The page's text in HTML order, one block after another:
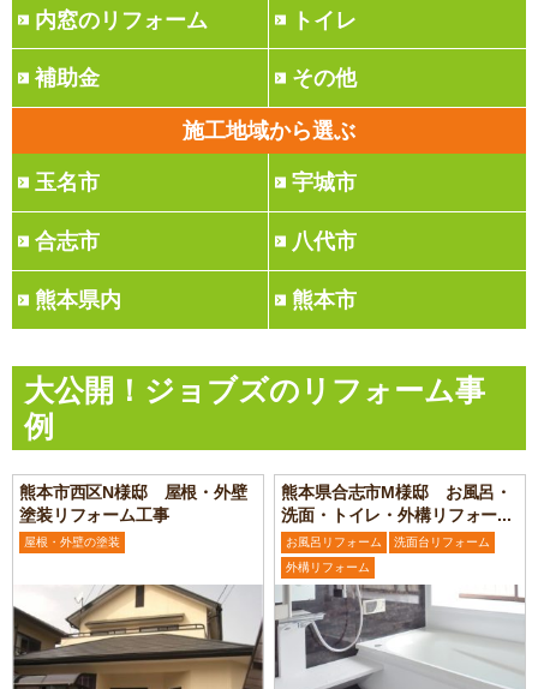
内窓のリフォーム トイレ
補助金 その他
施工地域から選ぶ
玉名市 宇城市
合志市 八代市
熊本県内 熊本市
大公開！ジョブズのリフォーム事
例
熊本市西区N様邸 屋根・外壁
塗装リフォーム工事
屋根・外壁の塗装
熊本県合志市M様邸 お風呂・
洗面・トイレ・外構リフォー...
お風呂リフォーム
洗面台リフォーム
外構リフォーム